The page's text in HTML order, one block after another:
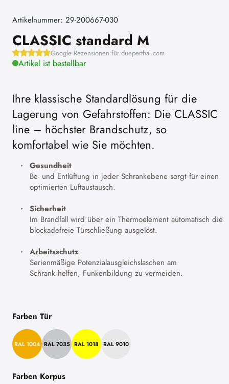
Artikelnummer: 29-200667-030
CLASSIC standard M
Google Rezensionen für dueperthal.com
Artikel ist bestellbar
Ihre klassische Standardlösung für die
Lagerung von Gefahrstoffen: Die CLASSIC
line – höchster Brandschutz, so
komfortabel wie Sie möchten.
Gesundheit
Be- und Entlüftung in jeder Schrankebene sorgt für einen
optimierten Luftaustausch.
Sicherheit
Im Brandfall wird über ein Thermoelement automatisch die
blockadefreie Türschließung ausgelöst.
Arbeitsschutz
Serienmäßige Potenzialausgleichslaschen am
Schrank helfen, Funkenbildung zu vermeiden.
Farben Tür
RAL 1004 RAL 7035 RAL 1018 RAL 9010
Farben Korpus